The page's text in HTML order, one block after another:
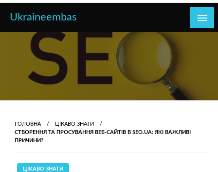
Перейти
Ukraineembas
ГОЛОВНА
ЦІКАВО ЗНАТИ
СТВОРЕННЯ ТА ПРОСУВАННЯ ВЕБ-САЙТІВ В SEO.UA: ЯКІ ВАЖЛИВІ
ПРИЧИНИ?
ЦІКАВО ЗНАТИ